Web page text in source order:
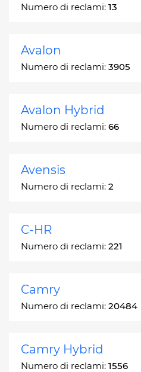
Numero di reclami: 13
Avalon
Numero di reclami: 3905
Avalon Hybrid
Numero di reclami: 66
Avensis
Numero di reclami: 2
C-HR
Numero di reclami: 221
Camry
Numero di reclami: 20484
Camry Hybrid
Numero di reclami: 1556